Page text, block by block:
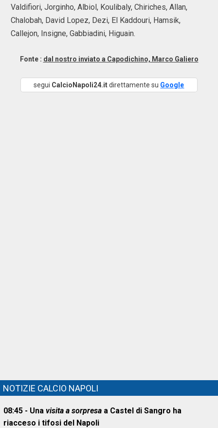
Valdifiori, Jorginho, Albiol, Koulibaly, Chiriches, Allan,
Chalobah, David Lopez, Dezi, El Kaddouri, Hamsik,
Callejon, Insigne, Gabbiadini, Higuain.
Fonte : dal nostro inviato a Capodichino, Marco Galiero
segui CalcioNapoli24.itdirettamente su Google
NOTIZIE CALCIO NAPOLI
08:45 - Una visita a sorpresa a Castel di Sangro ha
riacceso i tifosi del Napoli